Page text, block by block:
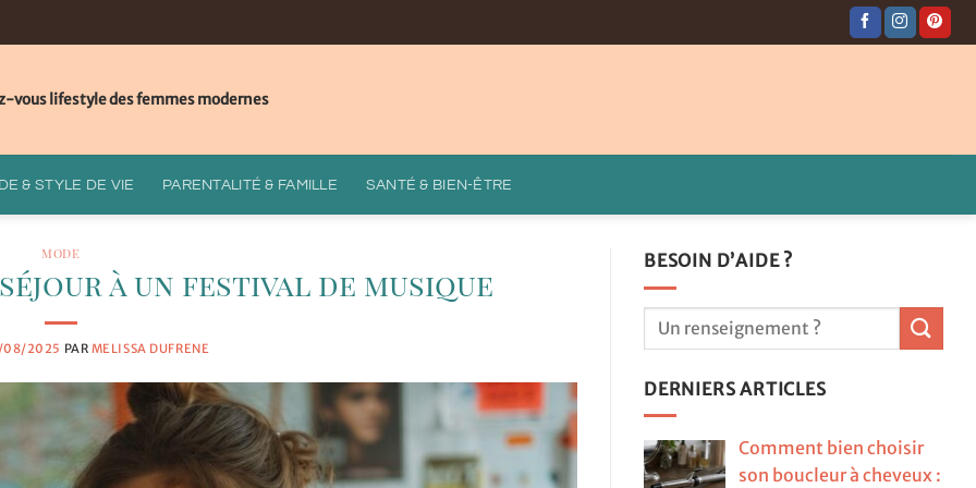
vous lifestyle des femmes modernes
& STYLE DE VIE PARENTALITÉ & FAMILLE SANTÉ & BIEN-ÊTRE
MODE
à un festival de musique
2025 PAR MELISSA DUFRENE
BESOIN D’AIDE ?
DERNIERS ARTICLES
Comment bien choisir
son boucleur à cheveux :